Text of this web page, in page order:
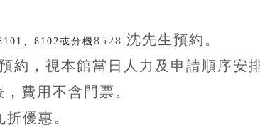
、8102或分機8528 沈先生預約。
約，視本館當日人力及申請順序安
費用不含 門票。
折優惠 。